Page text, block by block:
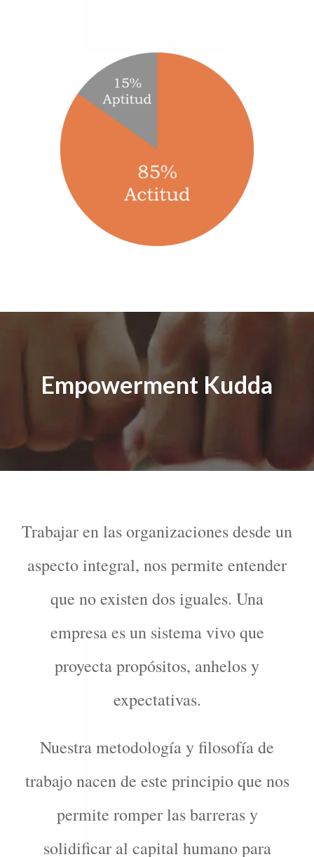
Empowerment Kudda
Trabajar en las organizaciones desde un
aspecto integral, nos permite entender
que no existen dos iguales. Una
empresa es un sistema vivo que
proyecta propósitos, anhelos y
expectativas.
Nuestra metodología y filosofía de
trabajo nacen de este principio que nos
permite romper las barreras y
solidificar al capital humano para